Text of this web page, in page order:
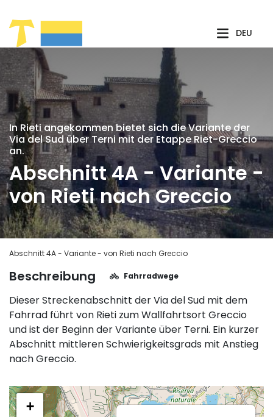
DEU
In Rieti angekommen bietet sich die Variante der
Via del Sud über Terni mit der Etappe Riet-Greccio
an.
Abschnitt 4A - Variante -
von Rieti nach Greccio
Abschnitt 4A - Variante - von Rieti nach Greccio
Beschreibung Fahrradwege
Dieser Streckenabschnitt der Via del Sud mit dem
Fahrrad führt von Rieti zum Wallfahrtsort Greccio
und ist der Beginn der Variante über Terni. Ein kurzer
Abschnitt mittleren Schwierigkeitsgrads mit Anstieg
nach Greccio.
+